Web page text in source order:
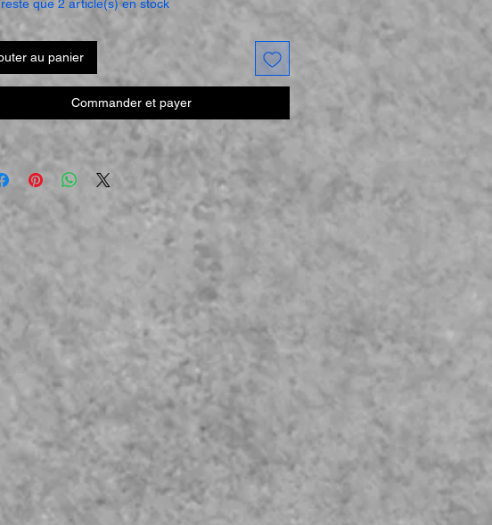
que 2 article(s) en stock
au panier
Commander et payer